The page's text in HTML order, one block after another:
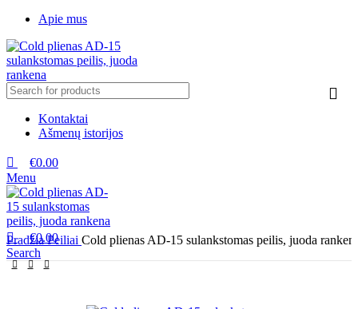
Apie mus
Kontaktai
Ašmenų istorijos
€0.00
Menu
€0.00
Search
PradžiaPeiliai Cold plienas AD-15 sulankstomas peilis, juoda